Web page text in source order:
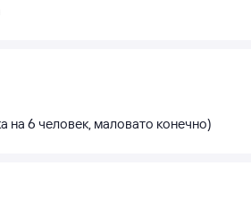
на 6 человек, маловато конечно)